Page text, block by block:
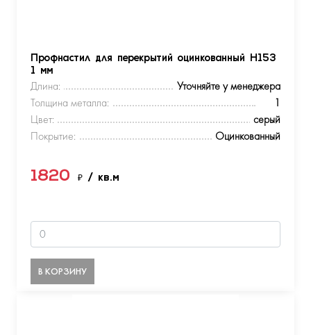
Профнастил для перекрытий оцинкованный Н153
1 мм
Длина:
Уточняйте у менеджера
Толщина металла:
1
Цвет:
серый
Покрытие:
Оцинкованный
1820 ₽ / кв.м
В КОРЗИНУ